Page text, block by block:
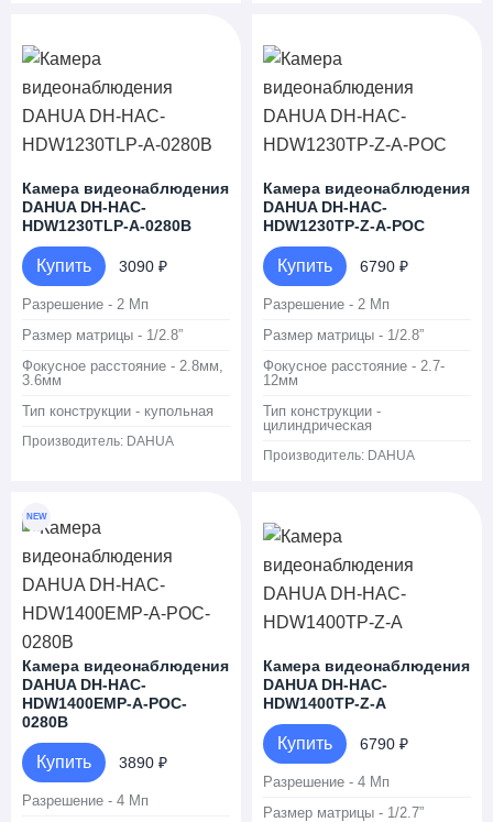
Камера видеонаблюдения
DAHUA DH-HAC-
HDW1230TLP-A-0280B
Купить 3090 ₽
Разрешение - 2 Мп
Размер матрицы - 1/2.8”
Фокусное расстояние - 2.8мм,
3.6мм
Тип конструкции - купольная
Производитель: DAHUA
Камера видеонаблюдения
DAHUA DH-HAC-
HDW1230TP-Z-A-POC
Купить 6790 ₽
Разрешение - 2 Мп
Размер матрицы - 1/2.8”
Фокусное расстояние - 2.7-
12мм
Тип конструкции -
цилиндрическая
Производитель: DAHUA
NEW
Камера видеонаблюдения
DAHUA DH-HAC-
HDW1400EMP-A-POC-
0280B
Купить 3890 ₽
Разрешение - 4 Мп
Камера видеонаблюдения
DAHUA DH-HAC-
HDW1400TP-Z-A
Купить 6790 ₽
Разрешение - 4 Мп
Размер матрицы - 1/2.7”